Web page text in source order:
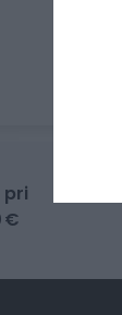
€